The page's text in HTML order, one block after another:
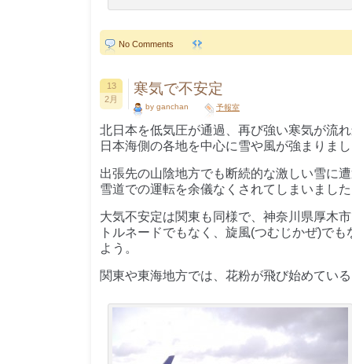
No Comments
13
2月
寒気で不安定
by ganchan 予報室
北日本を低気圧が通過、再び強い寒気が流
日本海側の各地を中心に雪や風が強まりま
出張先の山陰地方でも断続的な激しい雪に
雪道での運転を余儀なくされてしまいまし
大気不安定は関東も同様で、神奈川県厚木
トルネードでもなく、旋風(つむじかぜ)でも
よう。
関東や東海地方では、花粉が飛び始めてい